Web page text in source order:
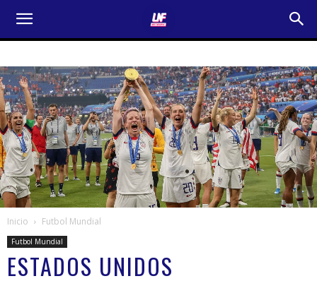
Inicio Futbol Mundial
Futbol Mundial
ESTADOS UNIDOS